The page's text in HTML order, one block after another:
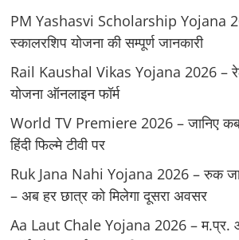
PM Yashasvi Scholarship Yojana
स्कालरशिप योजना की सम्पूर्ण जानकारी
Rail Kaushal Vikas Yojana 2026 –
योजना ऑनलाइन फॉर्म
World TV Premiere 2026 – जानिए
हिंदी फिल्मे टीवी पर
Ruk Jana Nahi Yojana 2026 – रुक जाना
– अब हर छात्र को मिलेगा दूसरा अवसर
Aa Laut Chale Yojana 2026 – म.प्र.